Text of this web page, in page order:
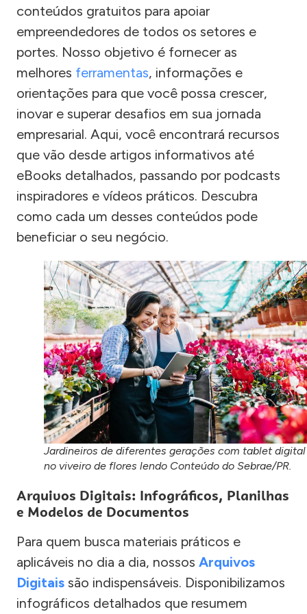
conteúdos gratuitos para apoiar
empreendedores de todos os setores e
portes. Nosso objetivo é fornecer as
melhores ferramentas, informações e
orientações para que você possa crescer,
inovar e superar desafios em sua jornada
empresarial. Aqui, você encontrará recursos
que vão desde artigos informativos até
eBooks detalhados, passando por podcasts
inspiradores e vídeos práticos. Descubra
como cada um desses conteúdos pode
beneficiar o seu negócio.
Jardineiros de diferentes gerações com tablet digital
no viveiro de flores lendo Conteúdo do Sebrae/PR.
Arquivos Digitais: Infográficos, Planilhas
e Modelos de Documentos
Para quem busca materiais práticos e
aplicáveis no dia a dia, nossos Arquivos
Digitais são indispensáveis. Disponibilizamos
infográficos detalhados que resumem